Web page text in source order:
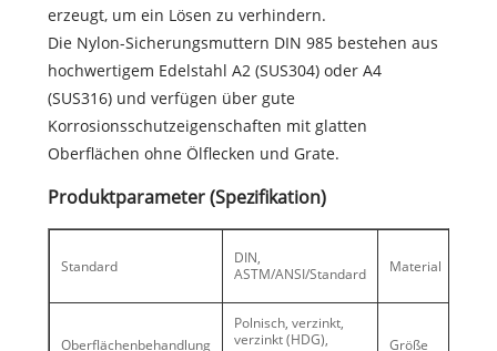
erzeugt, um ein Lösen zu verhindern.
Die Nylon-Sicherungsmuttern DIN 985 bestehen aus
hochwertigem Edelstahl A2 (SUS304) oder A4
(SUS316) und verfügen über gute
Korrosionsschutzeigenschaften mit glatten
Oberflächen ohne Ölflecken und Grate.
Produktparameter (Spezifikation)
Standard
DIN,
ASTM/ANSI/Standard
Material
Oberflächenbehandlung
Polnisch, verzinkt,
verzinkt (HDG),
Größe